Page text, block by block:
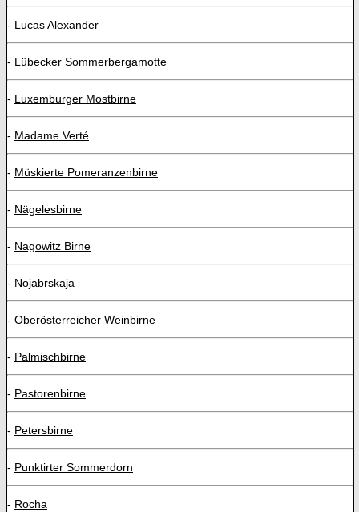
- Lucas Alexander
- Lübecker Sommerbergamotte
- Luxemburger Mostbirne
- Madame Verté
- Müskierte Pomeranzenbirne
- Nägelesbirne
- Nagowitz Birne
- Nojabrskaja
- Oberösterreicher Weinbirne
- Palmischbirne
- Pastorenbirne
- Petersbirne
- Punktirter Sommerdorn
- Rocha